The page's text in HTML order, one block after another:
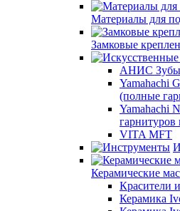
Материалы для
Замковые
АНИС Зубы
Yamahachi
(полные
Yamahachi
гарнитуров
VITA MFT
Керамические
Красители
Керамика